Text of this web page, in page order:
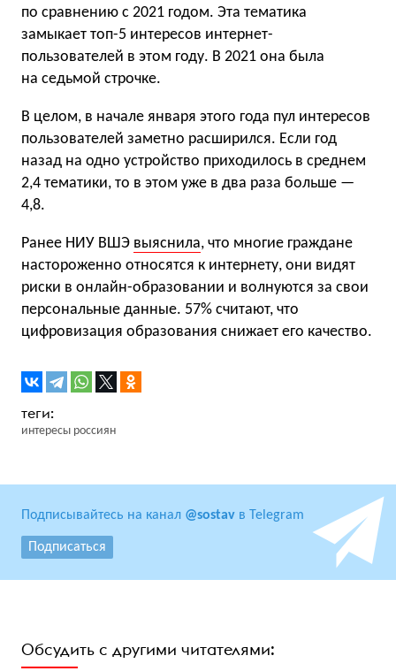
по сравнению с 2021 годом. Эта тематика
замыкает топ-5 интересов интернет-
пользователей в этом году. В 2021 она была
на седьмой строчке.
В целом, в начале января этого года пул интересов
пользователей заметно расширился. Если год
назад на одно устройство приходилось в среднем
2,4 тематики, то в этом уже в два раза больше —
4,8.
Ранее НИУ ВШЭ выяснила, что многие граждане
настороженно относятся к интернету, они видят
риски в онлайн-образовании и волнуются за свои
персональные данные. 57% считают, что
цифровизация образования снижает его качество.
интересы россиян
Подписывайтесь на канал @sostav в Telegram
Подписаться
Обсудить с другими читателями: